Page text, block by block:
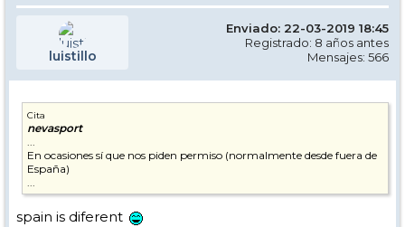
luistillo
Enviado: 22-03-2019 18:45
Registrado: 8 años antes
Mensajes: 566
Cita
nevasport
...
En ocasiones sí que nos piden permiso (normalmente desde fuera de
España)
...
spain is diferent